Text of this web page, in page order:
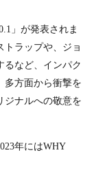
」が発表されま
トラップや、ジョ
るなど、インパク
多方面から衝撃を
ジナルへの敬意を
年にはWHY